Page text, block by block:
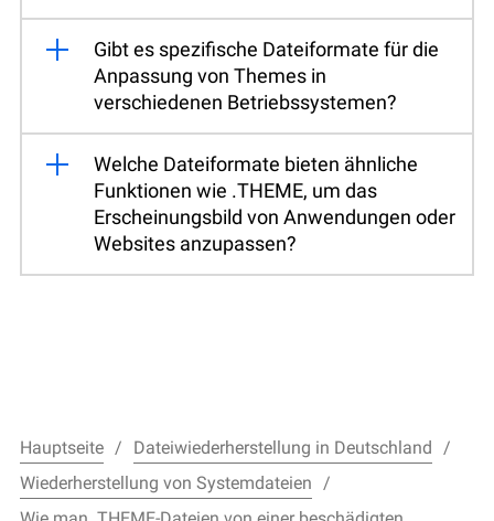
Gibt es spezifische Dateiformate für die
Anpassung von Themes in
verschiedenen Betriebssystemen?
Welche Dateiformate bieten ähnliche
Funktionen wie .THEME, um das
Erscheinungsbild von Anwendungen oder
Websites anzupassen?
Hauptseite
Dateiwiederherstellung in Deutschland
Wiederherstellung von Systemdateien